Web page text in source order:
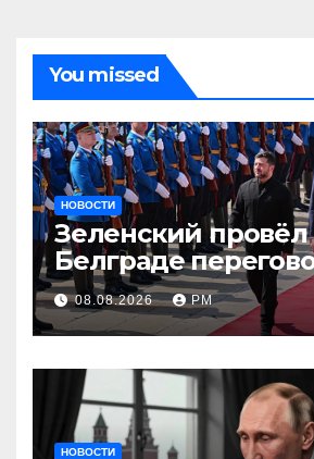
You missed
НОВОСТИ
Зеленский провёл
Белграде
Вучичем
08.08.2026 РМ
НОВОСТИ